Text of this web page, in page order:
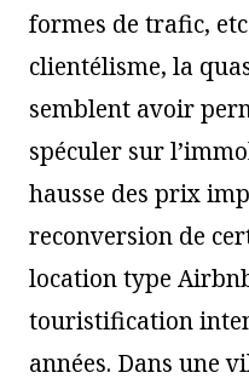
formes de trafic,
clientélisme, la
semblent avoir
spéculer sur
hausse des prix
reconversion de
location type
touristification
années. Dans une